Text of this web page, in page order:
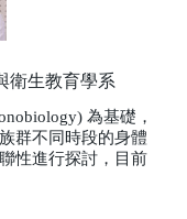
衛生教育學系
為基礎，
群不同時段的身體
性進行探討，目前